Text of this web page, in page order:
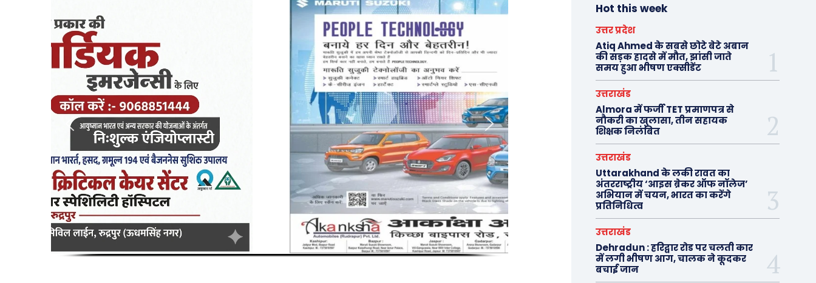
Hot this week
उत्तर प्रदेश
Atiq Ahmed के सबसे छोटे बेटे अबान
की सड़क हादसे में मौत, झांसी जाते
समय हुआ भीषण एक्सीडेंट
उत्तराखंड
Almora में फर्जी TET प्रमाणपत्र से
नौकरी का खुलासा, तीन सहायक
शिक्षक निलंबित
उत्तराखंड
Uttarakhand के लकी रावत का
अंतरराष्ट्रीय ‘आइस ब्रेकर ऑफ नॉलेज’
अभियान में चयन, भारत का करेंगे
प्रतिनिधित्व
उत्तराखंड
Dehradun : हरिद्वार रोड पर चलती कार
में लगी भीषण आग, चालक ने कूदकर
बचाई जान